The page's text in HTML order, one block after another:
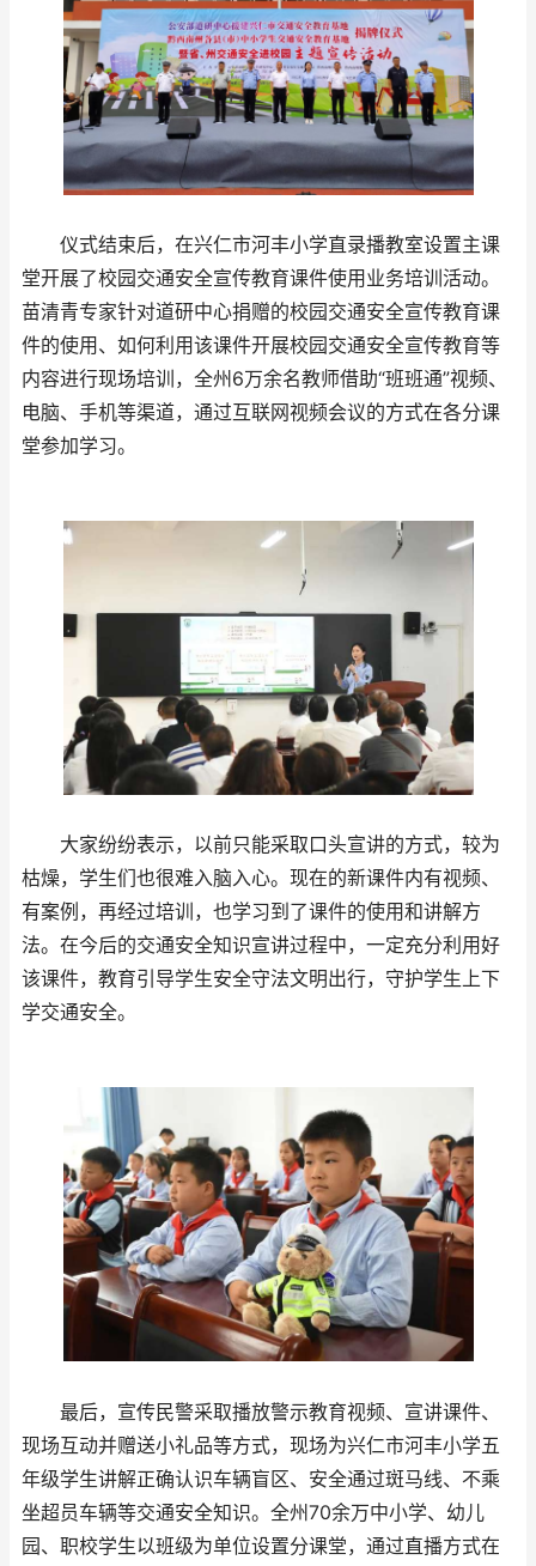
仪式结束后，在兴仁市河丰小学直录播教室设置主课
堂开展了校园交通安全宣传教育课件使用业务培训活动。
苗清青专家针对道研中心捐赠的校园交通安全宣传教育课
件的使用、如何利用该课件开展校园交通安全宣传教育等
内容进行现场培训，全州6万余名教师借助“班班通”视频、
电脑、手机等渠道，通过互联网视频会议的方式在各分课
堂参加学习。
大家纷纷表示，以前只能采取口头宣讲的方式，较为
枯燥，学生们也很难入脑入心。现在的新课件内有视频、
有案例，再经过培训，也学习到了课件的使用和讲解方
法。在今后的交通安全知识宣讲过程中，一定充分利用好
该课件，教育引导学生安全守法文明出行，守护学生上下
学交通安全。
最后，宣传民警采取播放警示教育视频、宣讲课件、
现场互动并赠送小礼品等方式，现场为兴仁市河丰小学五
年级学生讲解正确认识车辆盲区、安全通过斑马线、不乘
坐超员车辆等交通安全知识。全州70余万中小学、幼儿
园、职校学生以班级为单位设置分课堂，通过直播方式在